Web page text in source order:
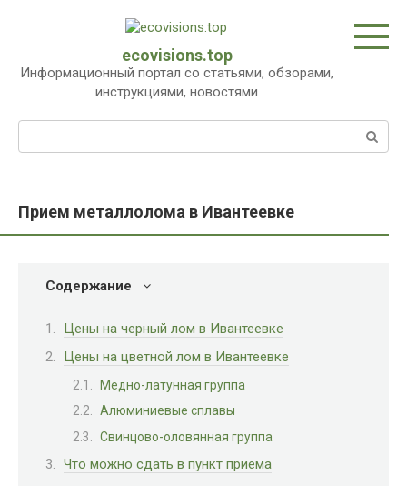
ecovisions.top
Информационный портал со статьями, обзорами,
инструкциями, новостями
Прием металлолома в Ивантеевке
Содержание
Цены на черный лом в Ивантеевке
Цены на цветной лом в Ивантеевке
Медно-латунная группа
Алюминиевые сплавы
Свинцово-оловянная группа
Что можно сдать в пункт приема